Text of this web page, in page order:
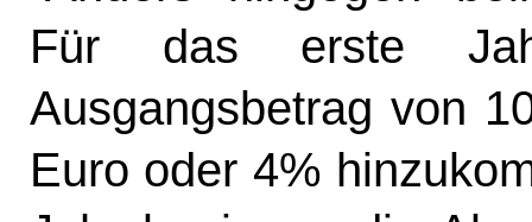
Für das erste
Ausgangsbetrag von
Euro oder 4%